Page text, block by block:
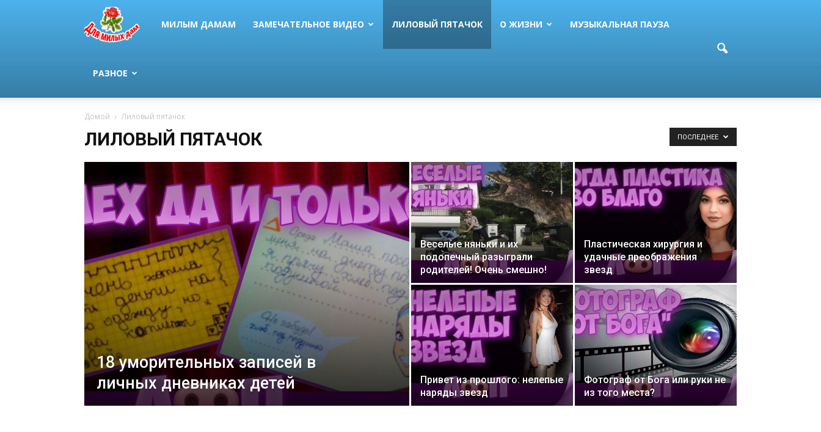
МИЛЫМ ДАМАМ ЗАМЕЧАТЕЛЬНОЕ ВИДЕО ЛИЛОВЫЙ ПЯТАЧОК О ЖИЗНИ МУЗЫКАЛЬНАЯ ПАУЗА
РАЗНОЕ
Домой Лиловый пятачок
ЛИЛОВЫЙ ПЯТАЧОК ПОСЛЕДНЕЕ
18 уморительных записей в
личных дневниках детей
Веселые няньки и их
подопечный разыграли
родителей! Очень смешно!
Пластическая хирургия и
удачные преображения
звезд
Привет из прошлого: нелепые
наряды звезд
Фотограф от Бога или руки не
из того места?